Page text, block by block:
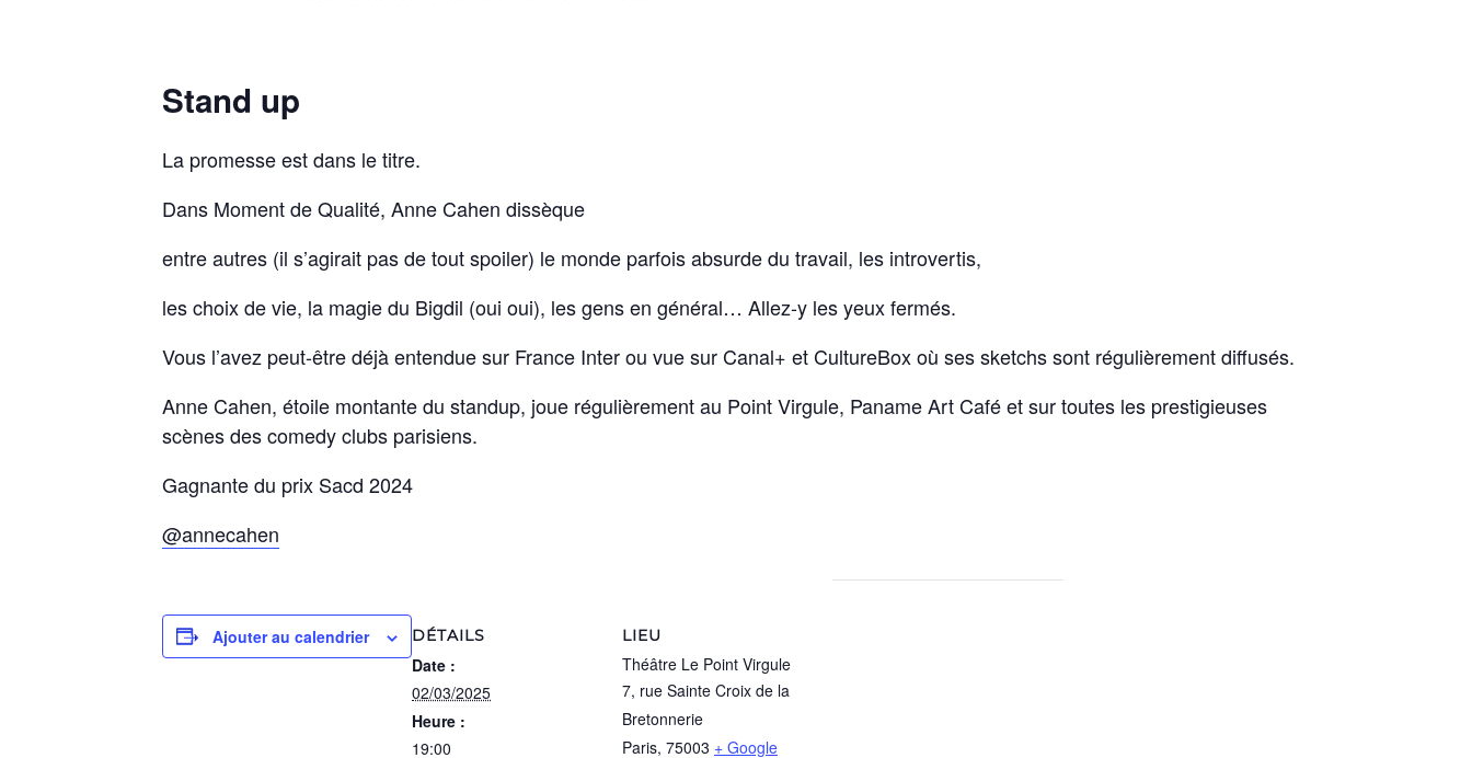
Stand up
La promesse est dans le titre.
Dans Moment de Qualité, Anne Cahen dissèque
entre autres (il s’agirait pas de tout spoiler) le monde parfois absurde du travail, les introvertis,
les choix de vie, la magie du Bigdil (oui oui), les gens en général… Allez-y les yeux fermés.
Vous l’avez peut-être déjà entendue sur France Inter ou vue sur Canal+ et CultureBox où ses sketchs sont régulièrement diffusés.
Anne Cahen, étoile montante du standup, joue régulièrement au Point Virgule, Paname Art Café et sur toutes les prestigieuses
scènes des comedy clubs parisiens.
Gagnante du prix Sacd 2024
@annecahen
Ajouter au calendrier DÉTAILS
Date :
02/03/2025
Heure :
19:00
LIEU
Théâtre Le Point Virgule
7, rue Sainte Croix de la
Bretonnerie
Paris, 75003 + Google